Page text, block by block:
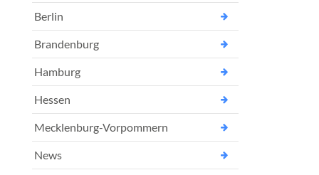
Berlin
Brandenburg
Hamburg
Hessen
Mecklenburg-Vorpommern
News